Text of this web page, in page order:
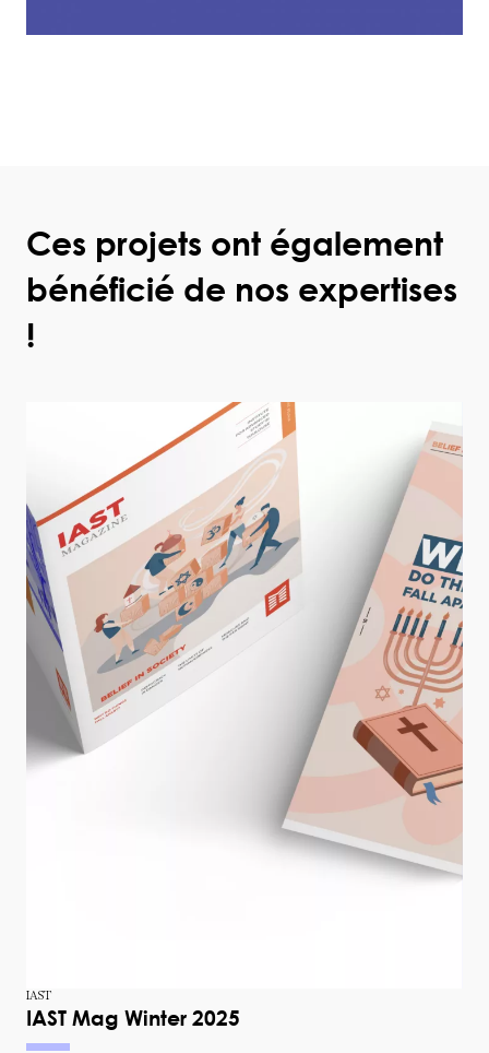
Ces projets ont également
bénéficié de nos expertises
!
IAST
IAST Mag Winter 2025